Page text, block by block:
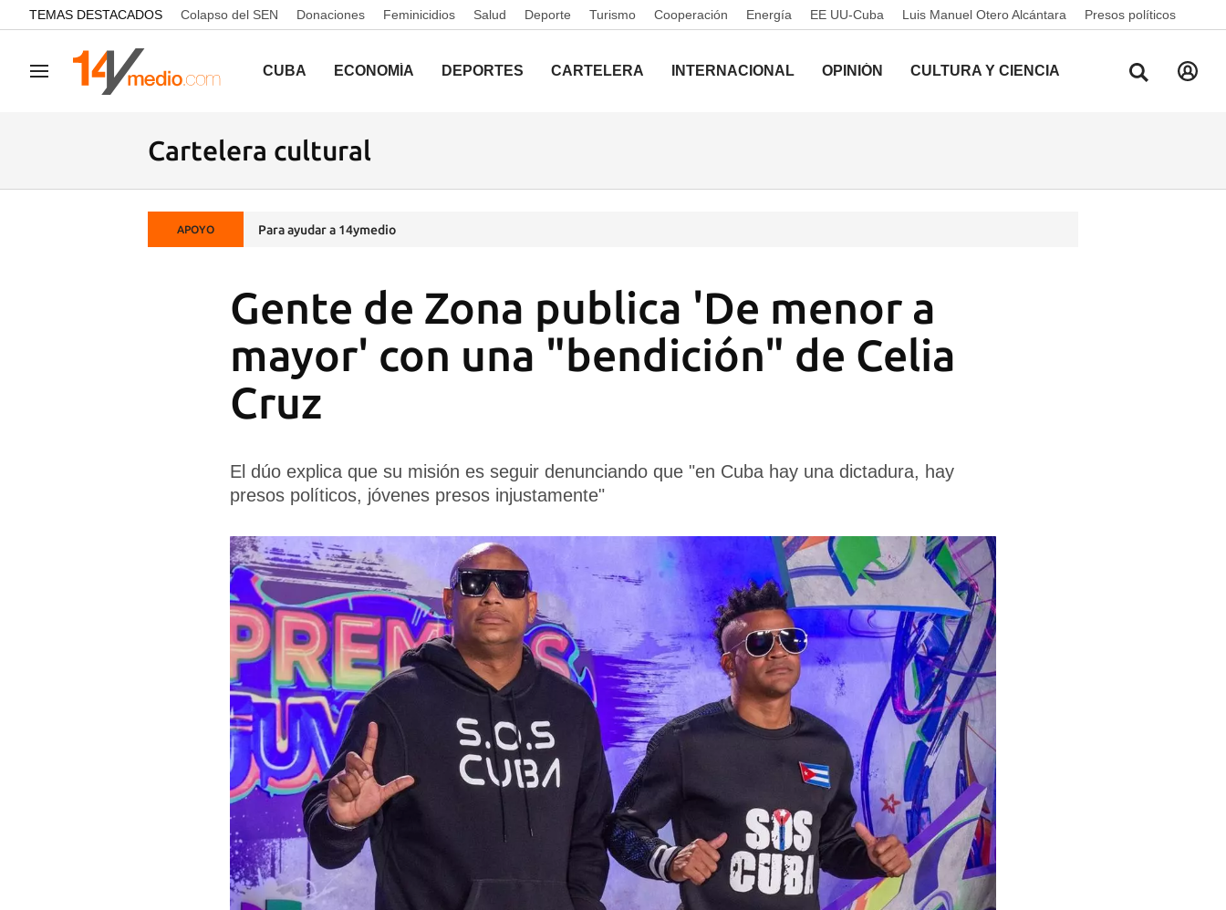
common.go-to-content
TEMAS DESTACADOS Colapso del SEN Donaciones Feminicidios Salud Deporte Turismo Cooperación Energía EE UU-Cuba Luis Manuel Otero Alcántara Presos políticos
Navegación CUBA ECONOMÍA DEPORTES CARTELERA INTERNACIONAL OPINIÓN CULTURA Y CIENCIA
Cartelera cultural
APOYO Para ayudar a 14ymedio
Gente de Zona publica 'De menor a
mayor' con una "bendición" de Celia
Cruz
El dúo explica que su misión es seguir denunciando que "en Cuba hay una dictadura, hay
presos políticos, jóvenes presos injustamente"